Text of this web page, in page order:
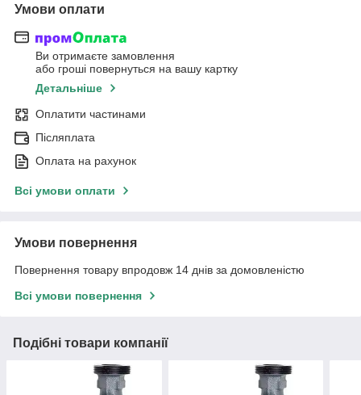
Умови оплати
Ви отримаєте замовлення
або гроші повернуться на вашу картку
Детальніше
Оплатити частинами
Післяплата
Оплата на рахунок
Всі умови оплати
Умови повернення
Повернення товару впродовж 14 днів за домовленістю
Всі умови повернення
Подібні товари компанії